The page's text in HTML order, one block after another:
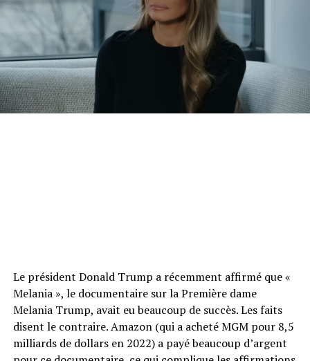
Le président Donald Trump a récemment affirmé que «
Melania », le documentaire sur la Première dame
Melania Trump, avait eu beaucoup de succès. Les faits
disent le contraire. Amazon (qui a acheté MGM pour 8,5
milliards de dollars en 2022) a payé beaucoup d’argent